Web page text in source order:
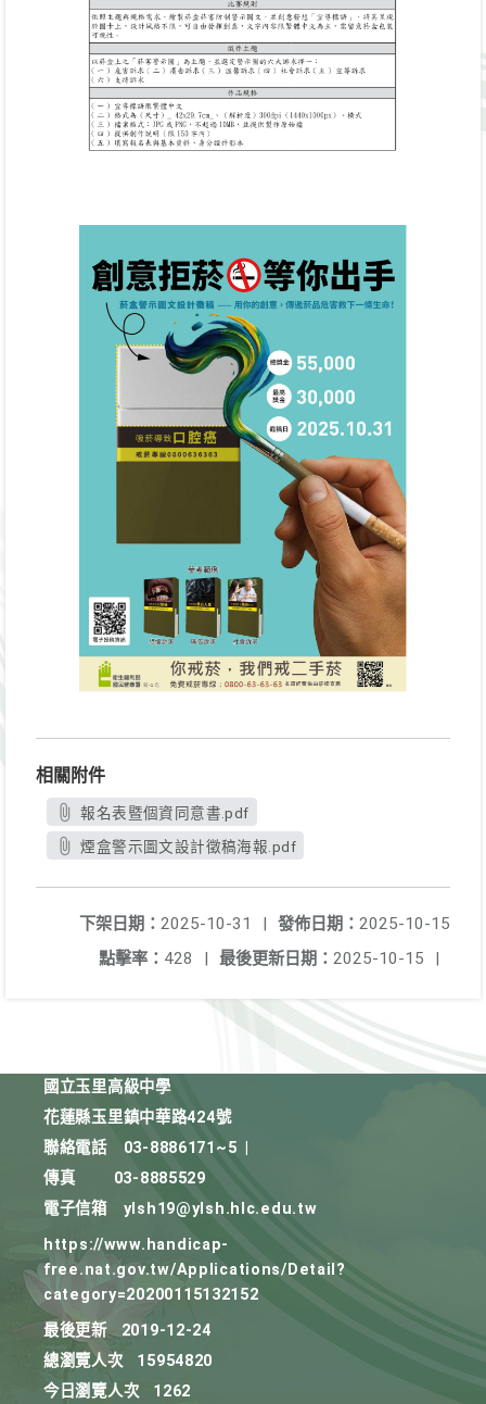
相關附件
報名表暨個資同意書.pdf
煙盒警示圖文設計徵稿海報.pdf
發佈日期： 2025-10-15
下架日期： 2025-10-31
|
最後更新日期： 2025-10-15 |
點擊率： 428 |
國立玉里高級中學
花蓮縣玉里鎮中華路424號
聯絡電話
03-8886171~5
傳真
03-8885529
電子信箱
ylsh19@ylsh.hlc.edu.tw
https://www.handicap-
free.nat.gov.tw/Applications/Detail?
category=20200115132152
最後更新
2019-12-24
總瀏覽人次
15954820
今日瀏覽人次
1262